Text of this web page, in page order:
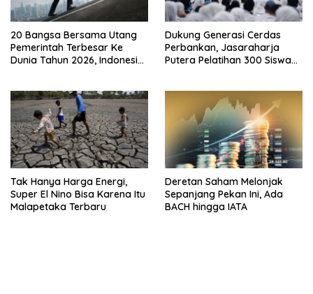
20 Bangsa Bersama Utang
Pemerintah Terbesar Ke
Dunia Tahun 2026, Indonesia
Dukung Generasi Cerdas
Perbankan, Jasaraharja
Putera Pelatihan 300 Siswa
Tak Hanya Harga Energi,
Super El Nino Bisa Karena Itu
Malapetaka Terbaru
Deretan Saham Melonjak
Sepanjang Pekan Ini, Ada
BACH hingga IATA